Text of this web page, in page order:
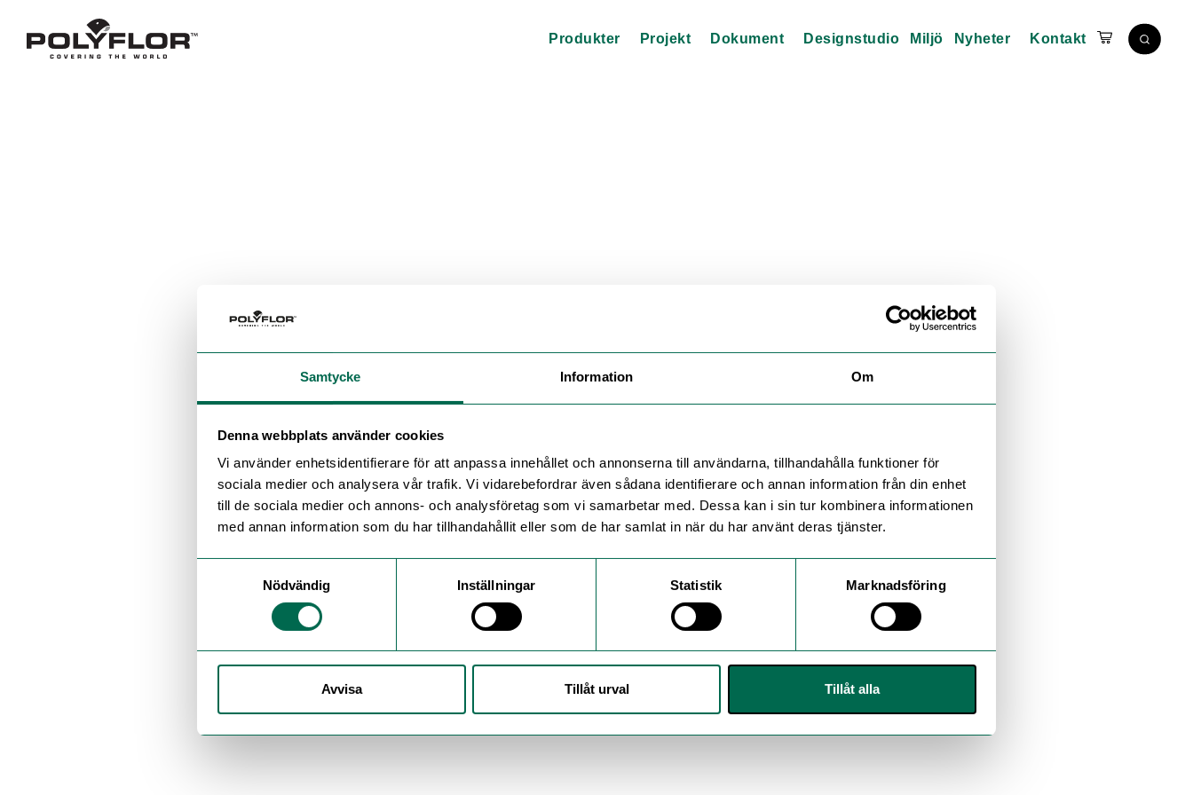
Samtycke Information Om
Denna webbplats använder cookies
Vi använder enhetsidentifierare för att anpassa innehållet och annonserna till användarna, tillhandahålla funktioner för
sociala medier och analysera vår trafik. Vi vidarebefordrar även sådana identifierare och annan information från din enhet
till de sociala medier och annons- och analysföretag som vi samarbetar med. Dessa kan i sin tur kombinera informationen
med annan information som du har tillhandahållit eller som de har samlat in när du har använt deras tjänster.
Nödvändig
Inställningar Statistik Marknadsföring
Avvisa Tillåt urval Tillåt alla
Produkter Projekt Dokument Designstudio Miljö Nyheter Kontakt